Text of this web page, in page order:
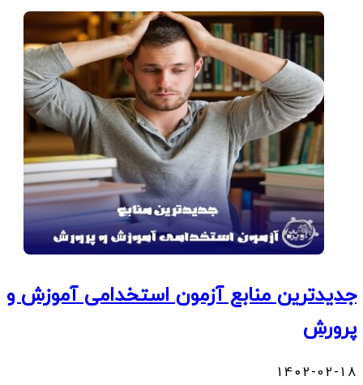
جدیدترین منابع آزمون استخدامی آموزش و
پرورش
1402-02-18